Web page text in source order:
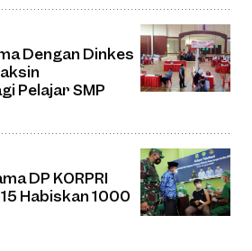
Dengan Dinkes
Pelajar SMP
DP KORPRI
Habiskan 1000